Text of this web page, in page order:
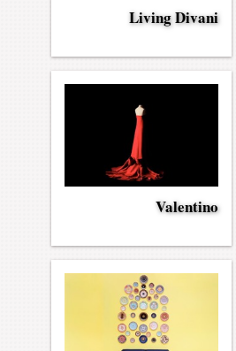
Living Divani
Valentino